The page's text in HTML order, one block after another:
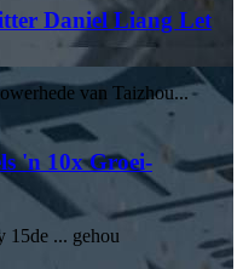
Daniel Liang Let
van Taizhou...
'n 10x Groei-
15de ... gehou